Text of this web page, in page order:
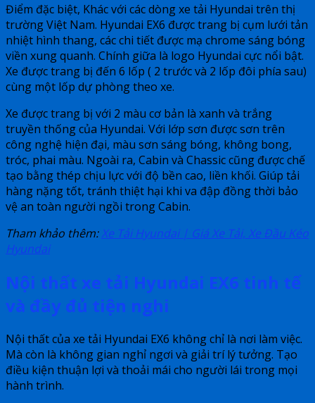
Điểm đặc biệt, Khác với các dòng xe tải Hyundai trên thị
trường Việt Nam. Hyundai EX6 được trang bị cụm lưới tản
nhiệt hình thang, các chi tiết được mạ chrome sáng bóng
viền xung quanh. Chính giữa là logo Hyundai cực nổi bật.
Xe được trang bị đến 6 lốp ( 2 trước và 2 lốp đôi phía sau)
cùng một lốp dự phòng theo xe.
Xe được trang bị với 2 màu cơ bản là xanh và trắng
truyền thống của Hyundai. Với lớp sơn được sơn trên
công nghệ hiện đại, màu sơn sáng bóng, không bong,
tróc, phai màu. Ngoài ra, Cabin và Chassic cũng được chế
tạo bằng thép chịu lực với độ bền cao, liền khối. Giúp tải
hàng nặng tốt, tránh thiệt hại khi va đập đồng thời bảo
vệ an toàn người ngồi trong Cabin.
Tham khảo thêm:Xe Tải Hyundai | Giá Xe Tải, Xe Đầu Kéo
Hyundai
Nội thất xe tải Hyundai EX6 tinh tế
và đầy đủ tiện nghi
Nội thất của xe tải Hyundai EX6 không chỉ là nơi làm việc.
Mà còn là không gian nghỉ ngơi và giải trí lý tưởng. Tạo
điều kiện thuận lợi và thoải mái cho người lái trong mọi
hành trình.